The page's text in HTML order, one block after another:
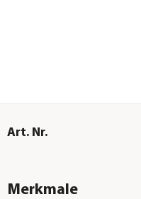
Art. Nr.
Merkmale